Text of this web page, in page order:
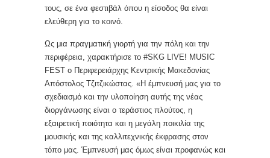
τους, σε ένα φεστιβάλ όπου η είσοδος θα είναι
ελεύθερη για το κοινό.
Ως μια πραγματική γιορτή για την πόλη και την
περιφέρεια, χαρακτήρισε το #SKG LIVE! MUSIC
FEST ο Περιφερειάρχης Κεντρικής Μακεδονίας
Απόστολος Τζιτζικώστας. «Η έμπνευσή μας για το
σχεδιασμό και την υλοποίηση αυτής της νέας
διοργάνωσης είναι ο τεράστιος πλούτος, η
εξαιρετική ποιότητα και η μεγάλη ποικιλία της
μουσικής και της καλλιτεχνικής έκφρασης στον
τόπο μας. Έμπνευσή μας όμως είναι προφανώς και